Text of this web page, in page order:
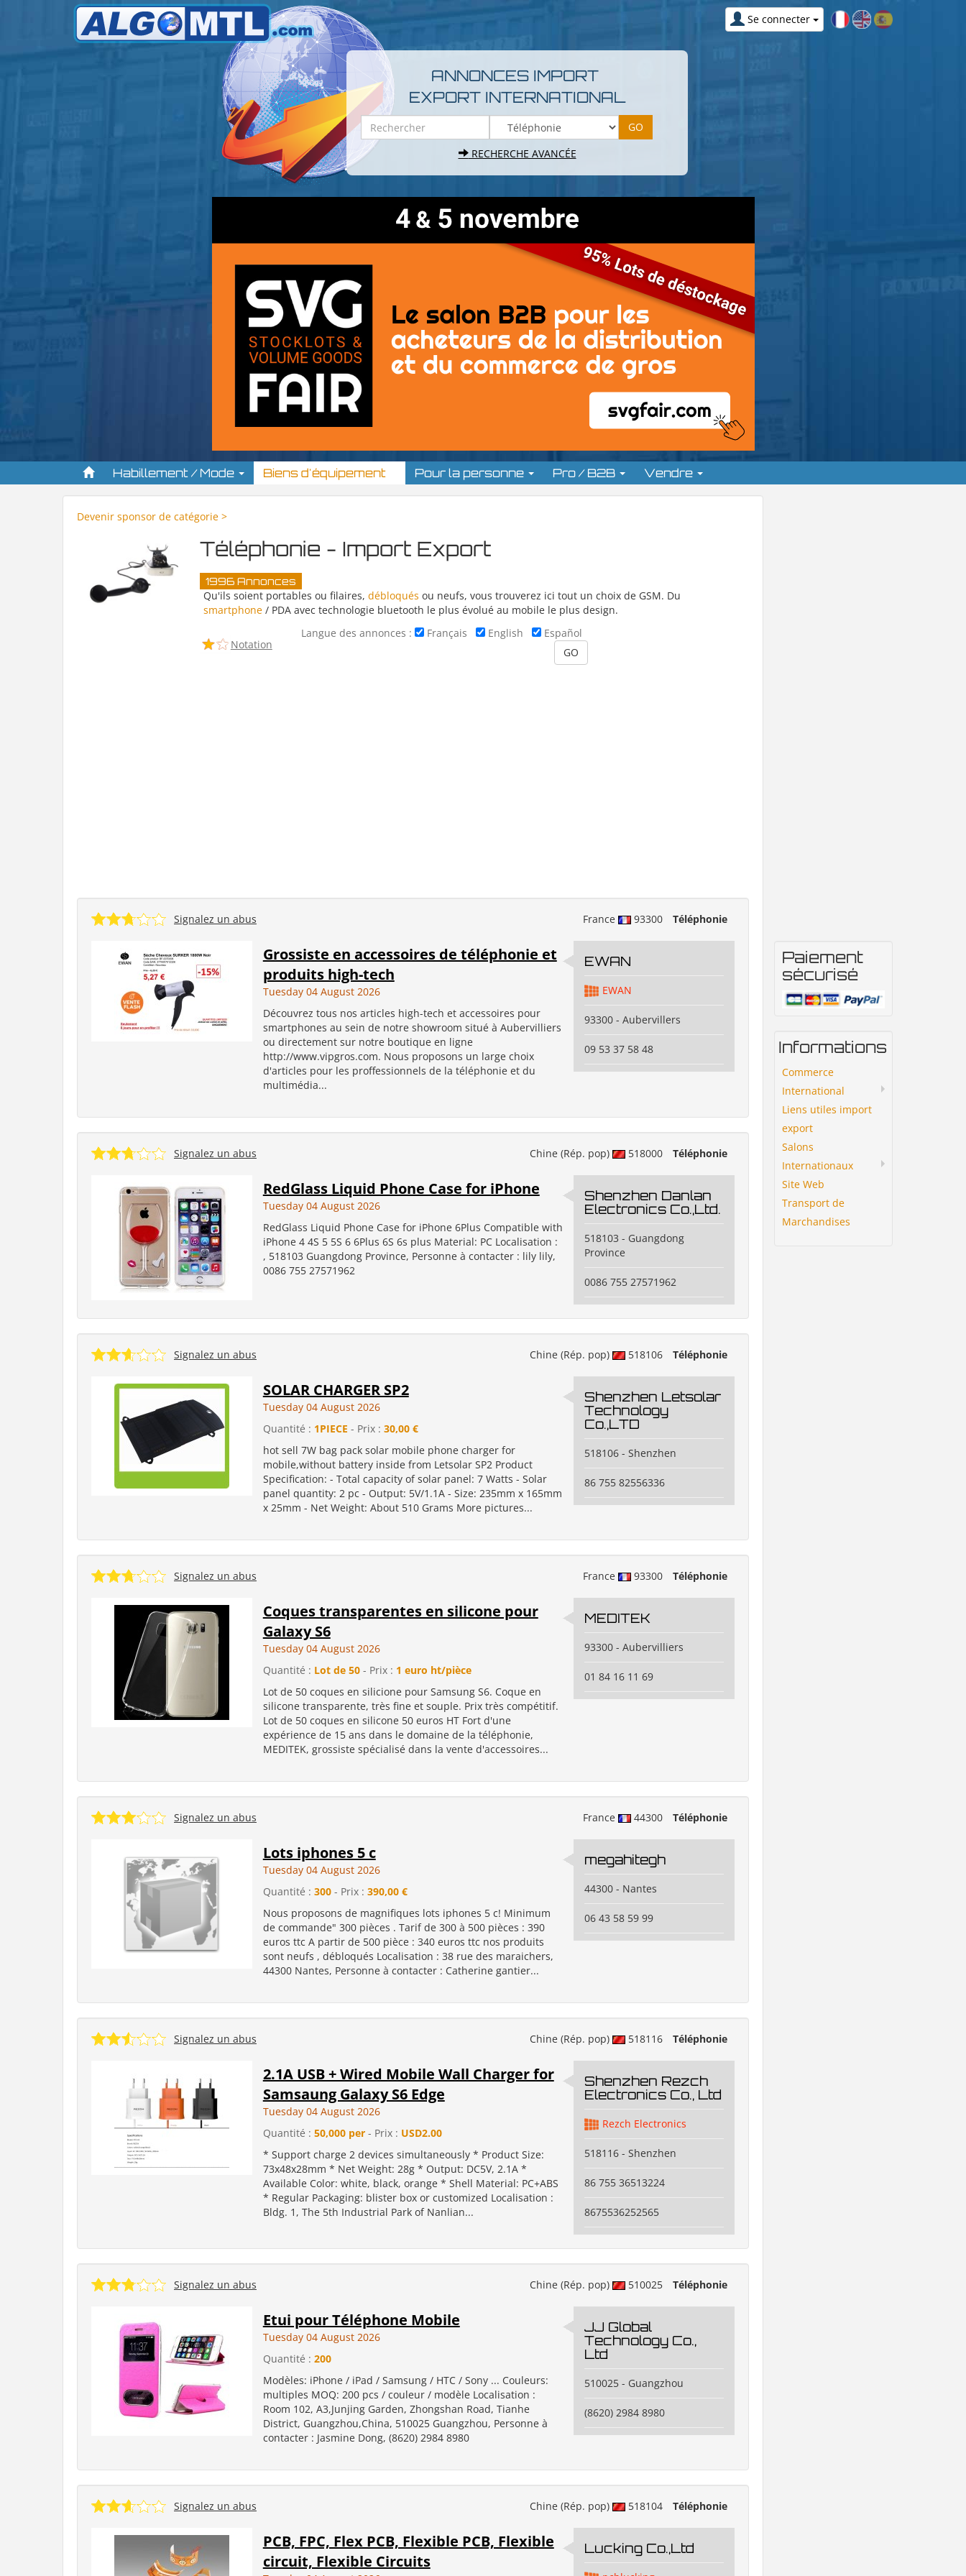
Se connecter
ANNONCES IMPORT
EXPORT INTERNATIONAL
RECHERCHE AVANCÉE
Habillement / Mode Biens d'équipement Pour la personne Pro / B2B Vendre
Devenir sponsor de catégorie >
Téléphonie - Import Export
1996 Annonces
Qu'ils soient portables ou filaires, débloqués ou neufs, vous trouverez ici tout un choix de GSM. Du
smartphone/ PDA avec technologie bluetooth le plus évolué au mobile le plus design.
Notation
Langue des annonces : Français English Español
France 93300 Téléphonie
Signalez un abus
Grossiste en accessoires de téléphonie et
produits high-tech
Tuesday 04 August 2026
Découvrez tous nos articles high-tech et accessoires pour
smartphones au sein de notre showroom situé à Aubervilliers
ou directement sur notre boutique en ligne
http://www.vipgros.com. Nous proposons un large choix
d'articles pour les proffessionnels de la téléphonie et du
multimédia...
EWAN
EWAN
93300 - Aubervillers
09 53 37 58 48
Chine (Rép. pop) 518000 Téléphonie
Signalez un abus
RedGlass Liquid Phone Case for iPhone
Tuesday 04 August 2026
RedGlass Liquid Phone Case for iPhone 6Plus Compatible with
iPhone 4 4S 5 5S 6 6Plus 6S 6s plus Material: PC Localisation :
, 518103 Guangdong Province, Personne à contacter : lily lily,
0086 755 27571962
Shenzhen Danlan
Electronics Co.,Ltd.
518103 - Guangdong
Province
0086 755 27571962
Chine (Rép. pop) 518106 Téléphonie
Signalez un abus
SOLAR CHARGER SP2
Tuesday 04 August 2026
Quantité : 1PIECE - Prix : 30,00 €
hot sell 7W bag pack solar mobile phone charger for
mobile,without battery inside from Letsolar SP2 Product
Specification: - Total capacity of solar panel: 7 Watts - Solar
panel quantity: 2 pc - Output: 5V/1.1A - Size: 235mm x 165mm
x 25mm - Net Weight: About 510 Grams More pictures...
Shenzhen Letsolar
Technology
Co.,LTD
518106 - Shenzhen
86 755 82556336
France 93300 Téléphonie
Signalez un abus
Coques transparentes en silicone pour
Galaxy S6
Tuesday 04 August 2026
Quantité : Lot de 50- Prix : 1 euro ht/pièce
Lot de 50 coques en silicione pour Samsung S6. Coque en
silicone transparente, très fine et souple. Prix très compétitif.
Lot de 50 coques en silicone 50 euros HT Fort d'une
expérience de 15 ans dans le domaine de la téléphonie,
MEDITEK, grossiste spécialisé dans la vente d'accessoires...
MEDITEK
93300 - Aubervilliers
01 84 16 11 69
France 44300 Téléphonie
Signalez un abus
Lots iphones 5 c
Tuesday 04 August 2026
Quantité : 300- Prix : 390,00 €
Nous proposons de magnifiques lots iphones 5 c! Minimum
de commande" 300 pièces . Tarif de 300 à 500 pièces : 390
euros ttc A partir de 500 pièce : 340 euros ttc nos produits
sont neufs , débloqués Localisation : 38 rue des maraichers,
44300 Nantes, Personne à contacter : Catherine gantier...
megahitegh
44300 - Nantes
06 43 58 59 99
Chine (Rép. pop) 518116 Téléphonie
Signalez un abus
2.1A USB + Wired Mobile Wall Charger for
Samsaung Galaxy S6 Edge
Tuesday 04 August 2026
Quantité : 50,000 per- Prix : USD2.00
* Support charge 2 devices simultaneously * Product Size:
73x48x28mm * Net Weight: 28g * Output: DC5V, 2.1A *
Available Color: white, black, orange * Shell Material: PC+ABS
* Regular Packaging: blister box or customized Localisation :
Bldg. 1, The 5th Industrial Park of Nanlian...
Shenzhen Rezch
Electronics Co., Ltd
Rezch Electronics
518116 - Shenzhen
86 755 36513224
8675536252565
Chine (Rép. pop) 510025 Téléphonie
Signalez un abus
Etui pour Téléphone Mobile
Tuesday 04 August 2026
Quantité : 200
Modèles: iPhone / iPad / Samsung / HTC / Sony ... Couleurs:
multiples MOQ: 200 pcs / couleur / modèle Localisation :
Room 102, A3,Junjing Garden, Zhongshan Road, Tianhe
District, Guangzhou,China, 510025 Guangzhou, Personne à
contacter : Jasmine Dong, (8620) 2984 8980
JJ Global
Technology Co.,
Ltd
510025 - Guangzhou
(8620) 2984 8980
Chine (Rép. pop) 518104 Téléphonie
Signalez un abus
PCB, FPC, Flex PCB, Flexible PCB, Flexible
circuit, Flexible Circuits
Lucking Co.,Ltd
Paiement
sécurisé
Informations
Commerce
International
Liens utiles import
export
Salons
Internationaux
Site Web
Transport de
Marchandises